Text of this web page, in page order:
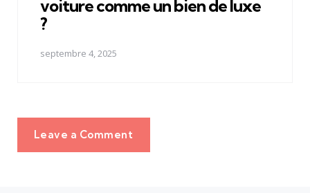
voiture comme un bien de luxe
?
septembre 4, 2025
Leave a Comment